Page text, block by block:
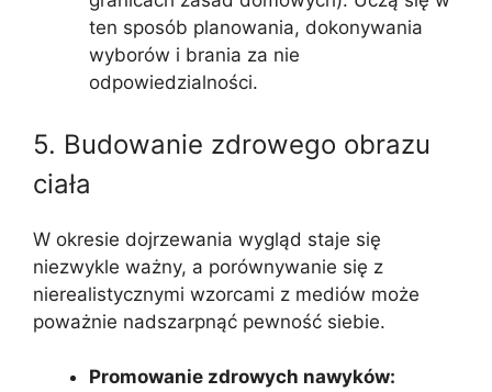
ten sposób planowania, dokonywania
wyborów i brania za nie
odpowiedzialności.
5. Budowanie zdrowego obrazu
ciała
W okresie dojrzewania wygląd staje się
niezwykle ważny, a porównywanie się z
nierealistycznymi wzorcami z mediów może
poważnie nadszarpnąć pewność siebie.
Promowanie zdrowych nawyków: